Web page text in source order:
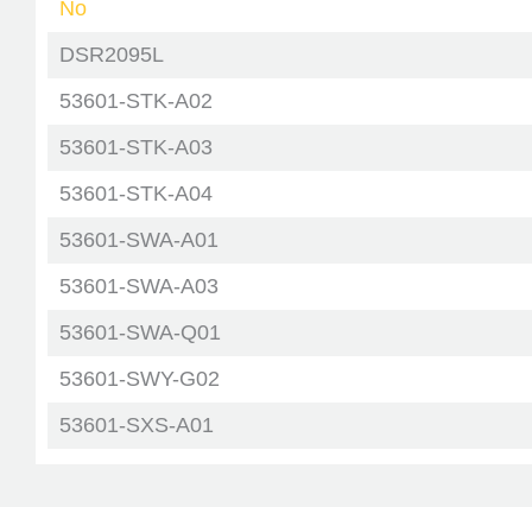
No
DSR2095L
53601-STK-A02
53601-STK-A03
53601-STK-A04
53601-SWA-A01
53601-SWA-A03
53601-SWA-Q01
53601-SWY-G02
53601-SXS-A01